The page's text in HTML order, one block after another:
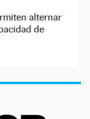
alternar
de